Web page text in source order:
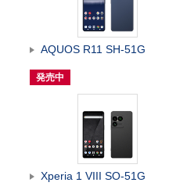
AQUOS R11 SH-51G
発売中
Xperia 1 VIII SO-51G